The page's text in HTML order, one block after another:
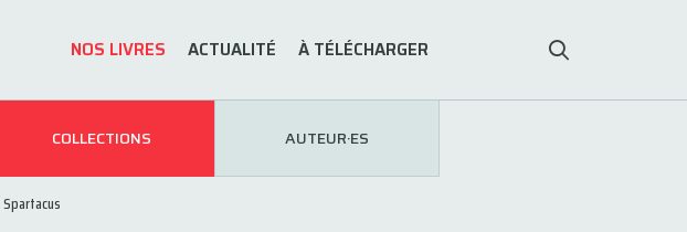
NOS LIVRES ACTUALITÉ À TÉLÉCHARGER
COLLECTIONS AUTEUR·ES